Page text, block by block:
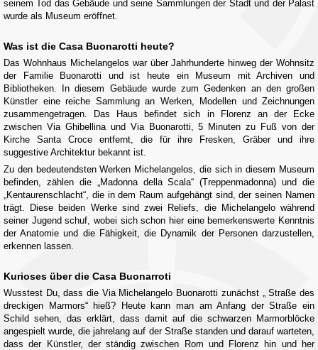
seinem Tod das Gebäude und seine Sammlungen der Stadt und der Palast
wurde als Museum eröffnet.
Was ist die Casa Buonarotti heute?
Das Wohnhaus Michelangelos war über Jahrhunderte hinweg der Wohnsitz
der Familie Buonarotti und ist heute ein Museum mit Archiven und
Bibliotheken. In diesem Gebäude wurde zum Gedenken an den großen
Künstler eine reiche Sammlung an Werken, Modellen und Zeichnungen
zusammengetragen. Das Haus befindet sich in Florenz an der Ecke
zwischen Via Ghibellina und Via Buonarotti, 5 Minuten zu Fuß von der
Kirche Santa Croce entfernt, die für ihre Fresken, Gräber und ihre
suggestive Architektur bekannt ist.
Zu den bedeutendsten Werken Michelangelos, die sich in diesem Museum
befinden, zählen die „Madonna della Scala“ (Treppenmadonna) und die
„Kentaurenschlacht“, die in dem Raum aufgehängt sind, der seinen Namen
trägt. Diese beiden Werke sind zwei Reliefs, die Michelangelo während
seiner Jugend schuf, wobei sich schon hier eine bemerkenswerte Kenntnis
der Anatomie und die Fähigkeit, die Dynamik der Personen darzustellen,
erkennen lassen.
Kurioses über die Casa Buonarroti
Wusstest Du, dass die Via Michelangelo Buonarotti zunächst „ Straße des
dreckigen Marmors“ hieß? Heute kann man am Anfang der Straße ein
Schild sehen, das erklärt, dass damit auf die schwarzen Marmorblöcke
angespielt wurde, die jahrelang auf der Straße standen und darauf warteten,
dass der Künstler, der ständig zwischen Rom und Florenz hin und her